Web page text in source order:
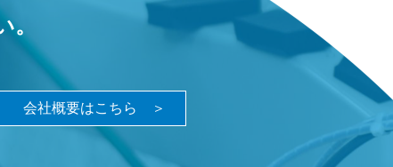
会社概要はこちら ＞